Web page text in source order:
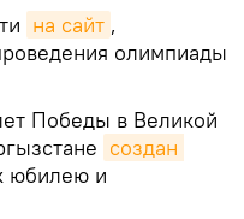
на сайт ,
олимпиады
Победы в Великой
создан
юбилею и